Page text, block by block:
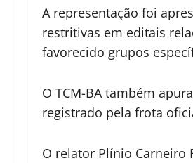
A representação foi
restritivas em editais
favorecido grupos
O TCM-BA também
registrado pela frota
O relator Plínio Carneiro